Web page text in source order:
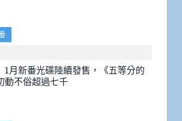
1月新番光碟陸續發售，《五等分的
動不俗超過七千